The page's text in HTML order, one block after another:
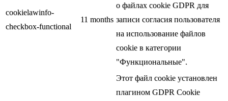
cookielawinfo-
checkbox-functional
11 months
о файлах cookie GDPR для
записи согласия пользователя
на использование файлов
cookie в категории
"Функциональные".
Этот файл cookie установлен
плагином GDPR Cookie